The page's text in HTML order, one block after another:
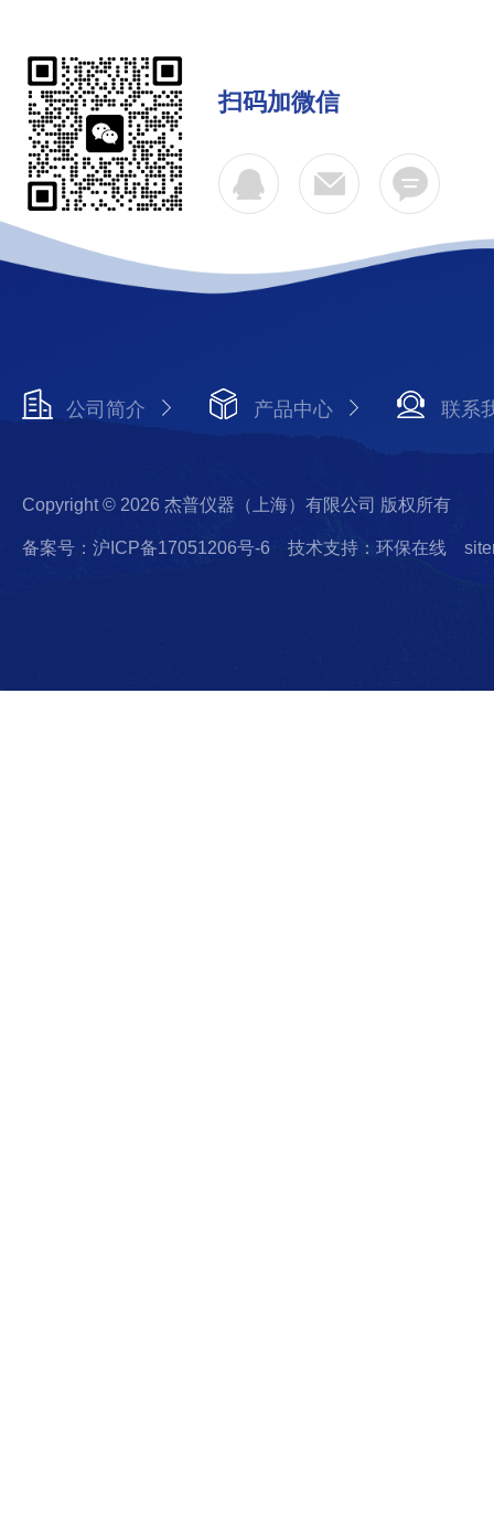
扫码加微信
公司简介 产品中心 联系
Copyright © 2026 杰普仪器（上海）有限公司 版权所有
备案号：沪ICP备17051206号-6 技术支持：环保在线